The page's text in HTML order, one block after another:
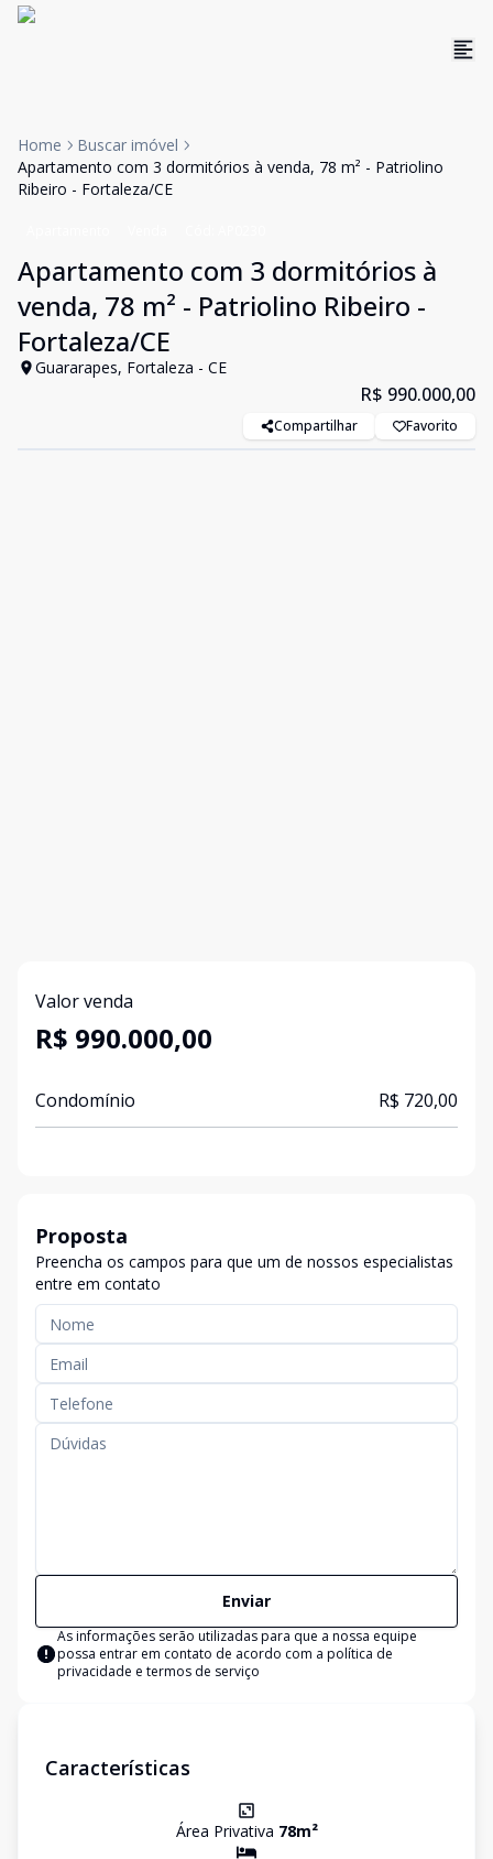
Home
Buscar imóvel
Apartamento com 3 dormitórios à venda, 78 m² - Patriolino
Ribeiro - Fortaleza/CE
Apartamento com 3 dormitórios à
venda, 78 m² - Patriolino Ribeiro -
Fortaleza/CE
Guararapes, Fortaleza - CE
R$ 990.000,00
Compartilhar Favorito
Valor venda
R$ 990.000,00
Condomínio R$ 720,00
Proposta
Preencha os campos para que um de nossos especialistas
entre em contato
Enviar
As informações serão utilizadas para que a nossa equipe
possa entrar em contato de acordo com a política de
privacidade e termos de serviço
Características
Área Privativa 78m²